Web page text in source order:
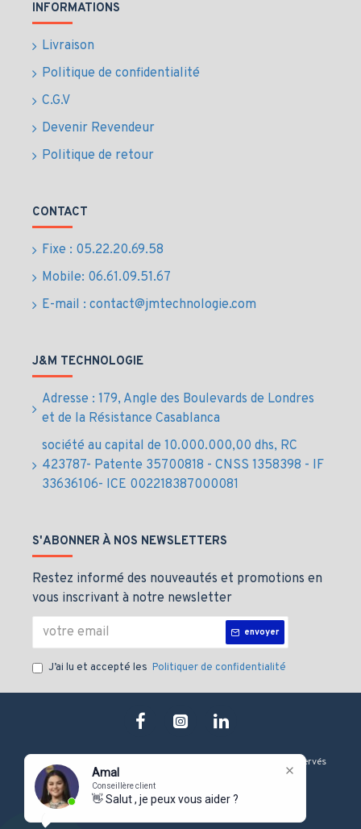
Amal
Conseillère client
👋 Salut , je peux vous aider ?
INFORMATIONS
Livraison
Politique de confidentialité
C.G.V
Devenir Revendeur
Politique de retour
CONTACT
Fixe : 05.22.20.69.58
Mobile: 06.61.09.51.67
E-mail : contact@jmtechnologie.com
J&M TECHNOLOGIE
Adresse : 179, Angle des Boulevards de Londres
et de la Résistance Casablanca
société au capital de 10.000.000,00 dhs, RC
423787- Patente 35700818 - CNSS 1358398 - IF
33636106- ICE 002218387000081
S'ABONNER À NOS NEWSLETTERS
Restez informé des nouveautés et promotions en
vous inscrivant à notre newsletter
envoyer
J’ai lu et accepté les Politiquer de confidentialité
Copyright © 2019, J&M technologie, Tous les droits sont Réservés
Onduleur Eaton-Serveur Dell-Firewall Fortinet-